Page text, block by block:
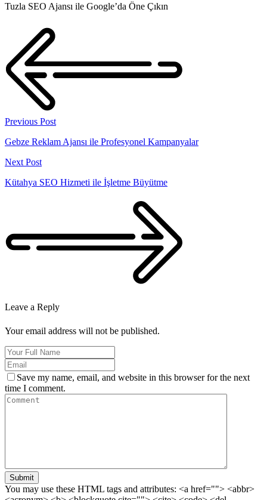
Tuzla SEO Ajansı ile Google’da Öne Çıkın
Previous Post
Gebze Reklam Ajansı ile Profesyonel Kampanyalar
Next Post
Kütahya SEO Hizmeti ile İşletme Büyütme
Leave a Reply
Your email address will not be published.
Save my name, email, and website in this browser for the next
time I comment.
Submit
You may use these HTML tags and attributes: <a href=""> <abbr>